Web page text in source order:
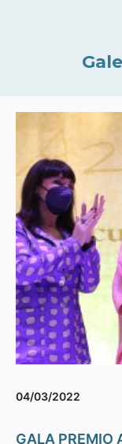
04/03/2022
GALA PREMIO